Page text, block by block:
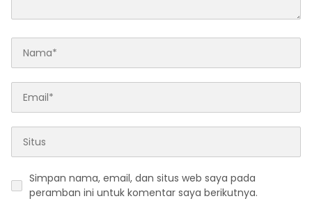
Simpan nama, email, dan situs web saya pada
peramban ini untuk komentar saya berikutnya.